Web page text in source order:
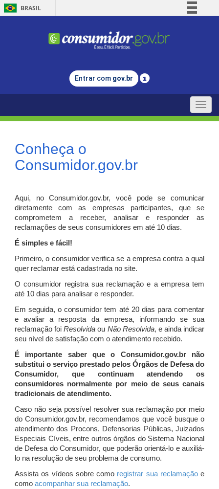
BRASIL
Comunica BR
Legislação
Entrar com gov.br
Toggle
Conheça o
Consumidor.gov.br
Aqui, no Consumidor.gov.br, você pode se comunicar
diretamente com as empresas participantes, que se
comprometem a receber, analisar e responder as
reclamações de seus consumidores em até 10 dias.
É simples e fácil!
Primeiro, o consumidor verifica se a empresa contra a qual
quer reclamar está cadastrada no site.
O consumidor registra sua reclamação e a empresa tem
até 10 dias para analisar e responder.
Em seguida, o consumidor tem até 20 dias para comentar
e avaliar a resposta da empresa, informando se sua
reclamação foiResolvida ou Não Resolvida, e ainda indicar
seu nível de satisfação com o atendimento recebido.
É importante saber que o Consumidor.gov.br não
substitui o serviço prestado pelos Órgãos de Defesa do
Consumidor, que continuam atendendo os
consumidores normalmente por meio de seus canais
tradicionais de atendimento.
Caso não seja possível resolver sua reclamação por meio
do Consumidor.gov.br, recomendamos que você busque o
atendimento dos Procons, Defensorias Públicas, Juizados
Especiais Cíveis, entre outros órgãos do Sistema Nacional
de Defesa do Consumidor, que poderão orientá-lo e auxiliá-
lo na resolução de seu problema de consumo.
Assista os vídeos sobre como registrar sua reclamaçãoe
como acompanhar sua reclamação.